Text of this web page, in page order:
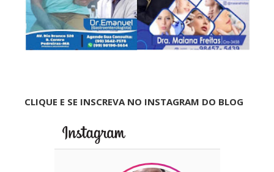
CLIQUE E SE INSCREVA NO INSTAGRAM DO BLOG